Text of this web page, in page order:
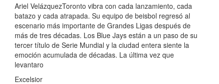
Ariel VelázquezToronto vibra con cada lanzamiento, cada
batazo y cada atrapada. Su equipo de beisbol regresó al
escenario más importante de Grandes Ligas después de
más de tres décadas. Los Blue Jays están a un paso de su
tercer título de Serie Mundial y la ciudad entera siente la
emoción acumulada de décadas. La última vez que
levantaro
Excelsior